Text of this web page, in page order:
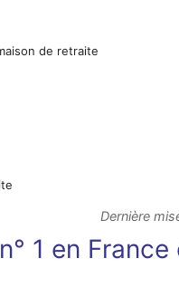
de retraite
Dernière
1 en